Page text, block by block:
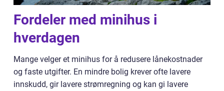
Fordeler med minihus i
hverdagen
Mange velger et minihus for å redusere lånekostnader
og faste utgifter. En mindre bolig krever ofte lavere
innskudd, gir lavere strømregning og kan gi lavere